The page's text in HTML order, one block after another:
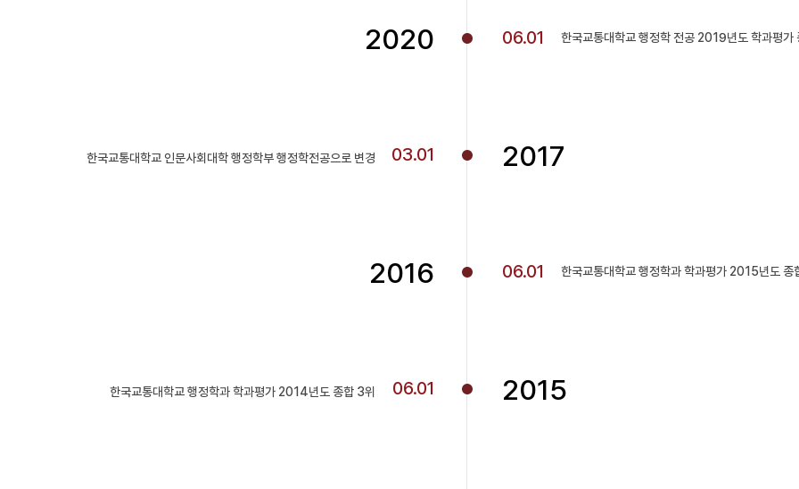
2020 06.01 한국교통대학교 행정학 전공 2019년도 학과평가
2017
03.01
한국교통대학교 인문사회대학 행정학부 행정학전공으로 변경
2016 06.01 한국교통대학교 행정학과 학과평가 2015년도 종
2015
06.01
한국교통대학교 행정학과 학과평가 2014년도 종합 3위